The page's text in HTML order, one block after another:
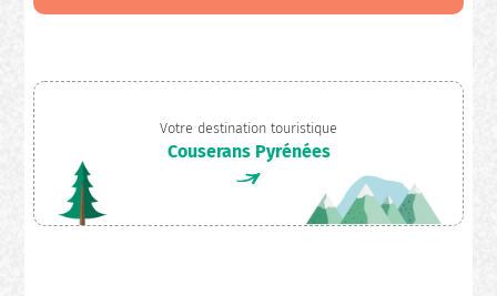
Votre destination touristique
Couserans Pyrénées